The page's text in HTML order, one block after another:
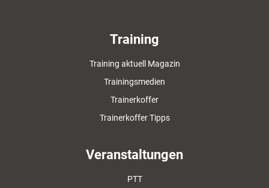
Training
Training aktuell Magazin
Trainingsmedien
Trainerkoffer
Trainerkoffer Tipps
Veranstaltungen
PTT